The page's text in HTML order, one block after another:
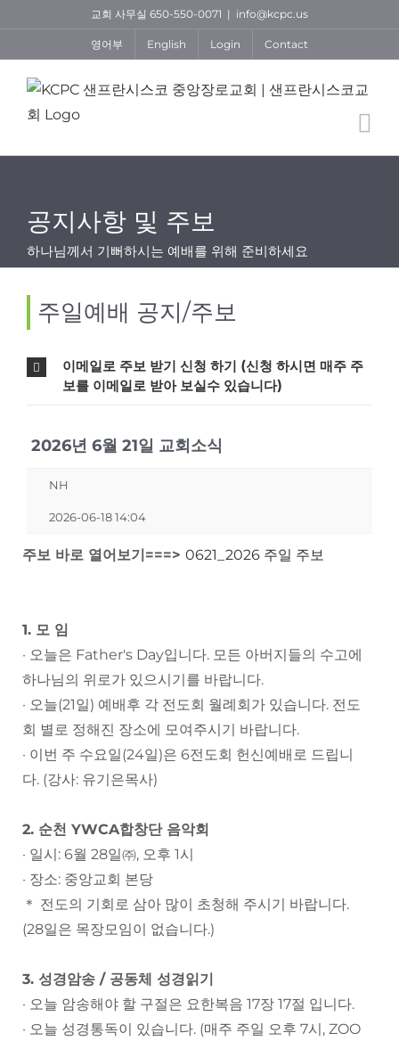
content
교회 사무실 650-550-0071 | info@kcpc.us
영어부 English Login Contact
공지사항 및 주보
하나님께서 기뻐하시는 예배를 위해 준비하세요
주일예배 공지/주보
이메일로 주보 받기 신청 하기 (신청 하시면 매주 주
보를 이메일로 받아 보실수 있습니다)
2026년 6월 21일 교회소식
NH
2026-06-18 14:04
주보 바로 열어보기===> 0621_2026 주일 주보
1. 모 임
· 오늘은 Father's Day입니다. 모든 아버지들의 수고에
하나님의 위로가 있으시기를 바랍니다.
· 오늘(21일) 예배후 각 전도회 월례회가 있습니다. 전도
회 별로 정해진 장소에 모여주시기 바랍니다.
· 이번 주 수요일(24일)은 6전도회 헌신예배로 드립니
다. (강사: 유기은목사)
2. 순천 YWCA합창단 음악회
· 일시: 6월 28일㈜, 오후 1시
· 장소: 중앙교회 본당
＊ 전도의 기회로 삼아 많이 초청해 주시기 바랍니다.
(28일은 목장모임이 없습니다.)
3. 성경암송 / 공동체 성경읽기
· 오늘 암송해야 할 구절은 요한복음 17장 17절 입니다.
· 오늘 성경통독이 있습니다. (매주 주일 오후 7시, ZOO